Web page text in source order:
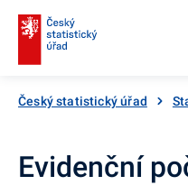
Český statistický úřad
Evidenční